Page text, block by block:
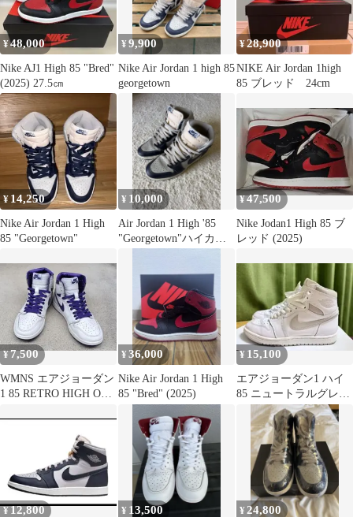
¥48,000
Nike AJ1 High 85 "Bred"
(2025) 27.5㎝
¥9,900
Nike Air Jordan 1 high 85
georgetown
¥28,900
NIKE Air Jordan 1high
85 ブレッド 24cm
¥ 14,250
Nike Air Jordan 1 High
85 "Georgetown"
¥ 10,000
Air Jordan 1 High '85
"Georgetown"ハイカッ
¥47,500
Nike Jodan1 High 85 ブ
レッド (2025)
¥7,500
WMNS エアジョーダン
1 85 RETRO HIGH OG
¥36,000
Nike Air Jordan 1 High
85 "Bred" (2025)
¥ 15,100
エアジョーダン1 ハイ
85 ニュートラルグレー
NIKE AIR JORDAN
¥12,800 ¥ 13,500 ¥ 24,800